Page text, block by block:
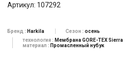
Артикул: 107292
Бренд : Harkila Сезон : осень
технология : Мембрана GORE-TEX Sierra
материал : Промасленный нубук